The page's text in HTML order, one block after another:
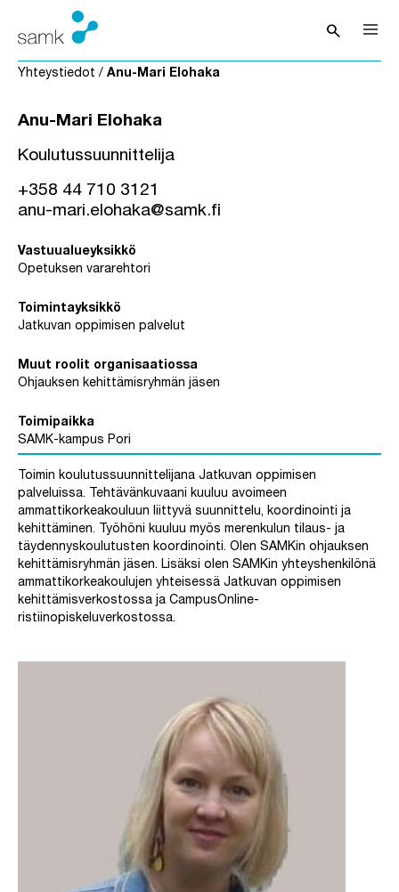
Siirry sisältöön
searchAvaa haku
Yhteystiedot / Anu-Mari Elohaka
Anu-Mari Elohaka
Koulutussuunnittelija
+358 44 710 3121
anu-mari.elohaka@samk.fi
Vastuualueyksikkö
Opetuksen vararehtori
Toimintayksikkö
Jatkuvan oppimisen palvelut
Muut roolit organisaatiossa
Ohjauksen kehittämisryhmän jäsen
Toimipaikka
SAMK-kampus Pori
Toimin koulutussuunnittelijana Jatkuvan oppimisen
palveluissa. Tehtävänkuvaani kuuluu avoimeen
ammattikorkeakouluun liittyvä suunnittelu, koordinointi ja
kehittäminen. Työhöni kuuluu myös merenkulun tilaus- ja
täydennyskoulutusten koordinointi. Olen SAMKin ohjauksen
kehittämisryhmän jäsen. Lisäksi olen SAMKin yhteyshenkilönä
ammattikorkeakoulujen yhteisessä Jatkuvan oppimisen
kehittämisverkostossa ja CampusOnline-
ristiinopiskeluverkostossa.